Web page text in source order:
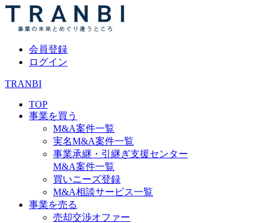
会員登録
ログイン
TRANBI
TOP
事業を買う
M&A案件一覧
実名M&A案件一覧
事業承継・引継ぎ支援センター
M&A案件一覧
買いニーズ登録
M&A相談サービス一覧
事業を売る
売却交渉オファー